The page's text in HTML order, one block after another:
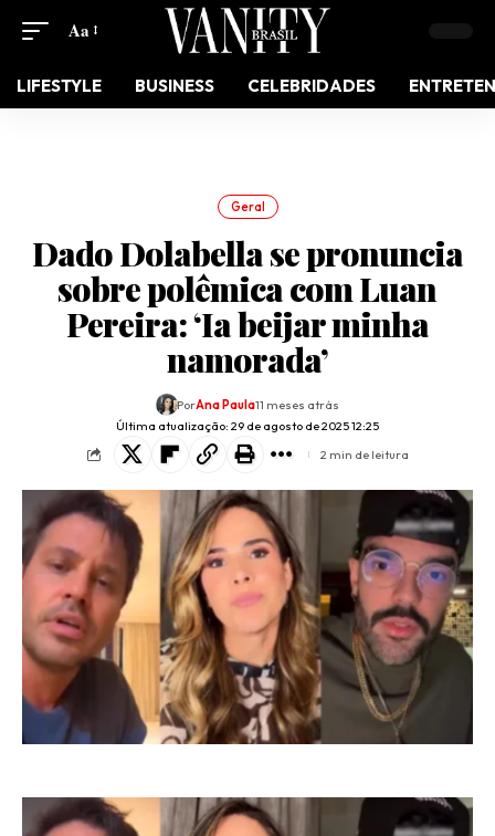
Aa
LIFESTYLE BUSINESS CELEBRIDADES
Geral
Dado Dolabella se pronuncia
sobre polêmica com Luan
Pereira: ‘Ia beijar minha
namorada’
Última atualização: 29 de agosto de 2025 12:25
PorAna Paula11 meses atrás
2 min de leitura